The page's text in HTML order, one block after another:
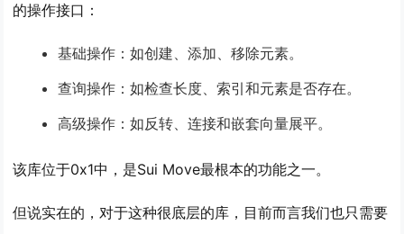
的操作接口：
基础操作：如创建、添加、移除元素。
查询操作：如检查长度、索引和元素是否存在。
高级操作：如反转、连接和嵌套向量展平。
该库位于0x1中，是Sui Move最根本的功能之一。
但说实在的，对于这种很底层的库，目前而言我们也只需要